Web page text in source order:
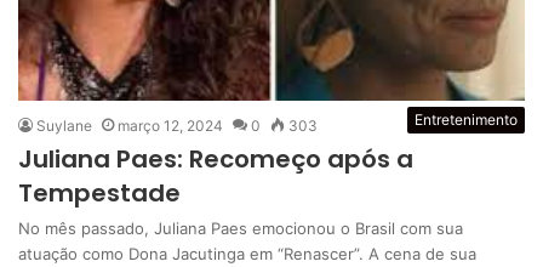
Entretenimento
Suylane março 12, 2024 0 303
Juliana Paes: Recomeço após a
Tempestade
No mês passado, Juliana Paes emocionou o Brasil com sua
atuação como Dona Jacutinga em “Renascer”. A cena de sua